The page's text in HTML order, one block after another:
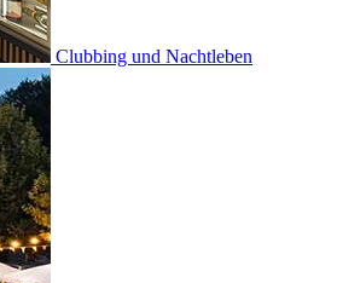
Clubbing und Nachtleben